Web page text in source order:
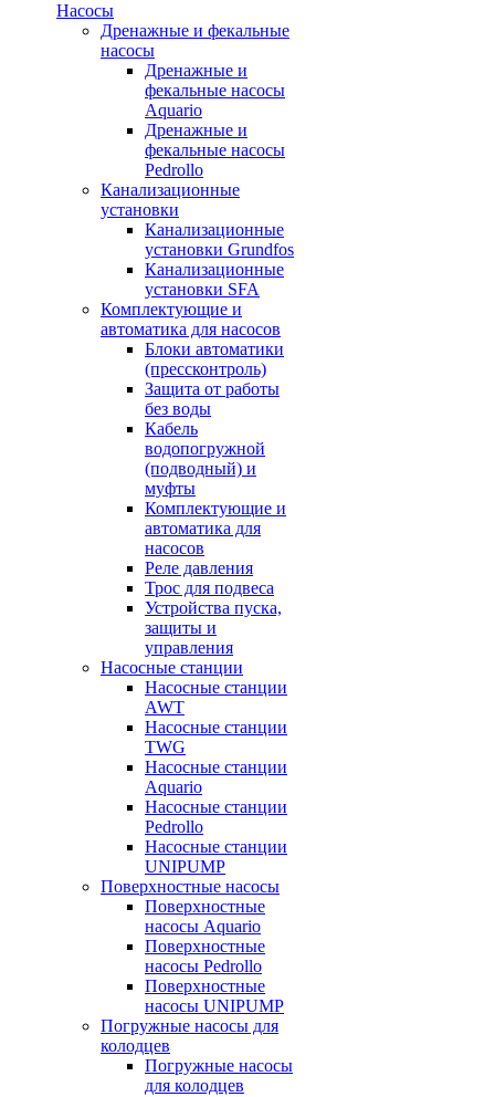
Насосы
Дренажные и фекальные
насосы
Дренажные и
фекальные насосы
Aquario
Дренажные и
фекальные насосы
Pedrollo
Канализационные
установки
Канализационные
установки Grundfos
Канализационные
установки SFA
Комплектующие и
автоматика для насосов
Блоки автоматики
(прессконтроль)
Защита от работы
без воды
Кабель
водопогружной
(подводный) и
муфты
Комплектующие и
автоматика для
насосов
Реле давления
Трос для подвеса
Устройства пуска,
защиты и
управления
Насосные станции
Насосные станции
AWT
Насосные станции
TWG
Насосные станции
Aquario
Насосные станции
Pedrollo
Насосные станции
UNIPUMP
Поверхностные насосы
Поверхностные
насосы Aquario
Поверхностные
насосы Pedrollo
Поверхностные
насосы UNIPUMP
Погружные насосы для
колодцев
Погружные насосы
для колодцев